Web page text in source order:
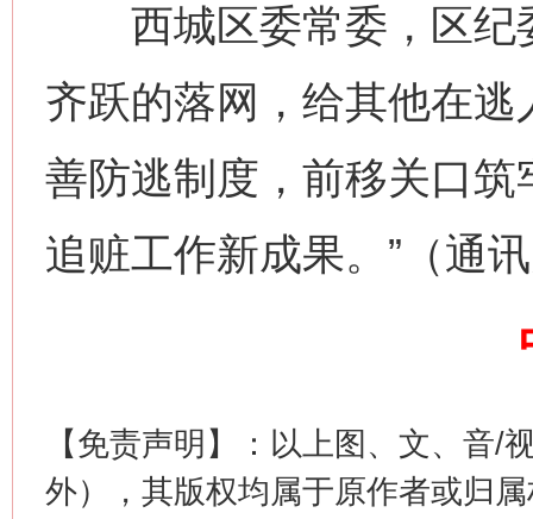
西城区委常委，区纪
齐跃的落网，给其他在逃
善防逃制度，前移关口
追赃工作新成果。”（通
【免责声明】：以上图、文、音/
外），其版权均属于原作者或归
这是一记警钟！ 谢